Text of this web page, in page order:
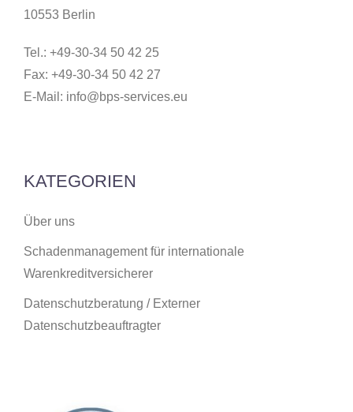
10553 Berlin
Tel.: +49-30-34 50 42 25
Fax: +49-30-34 50 42 27
E-Mail: info@bps-services.eu
KATEGORIEN
Über uns
Schadenmanagement für internationale
Warenkreditversicherer
Datenschutzberatung / Externer
Datenschutzbeauftragter